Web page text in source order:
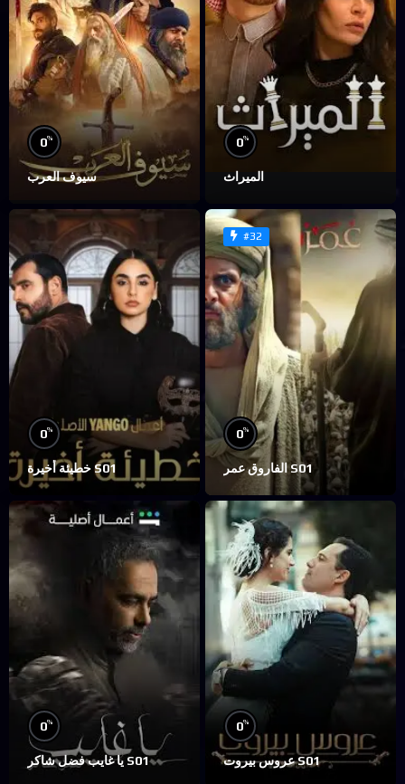
0%
سيوف العرب
0%
الميراث
0%
خطيئة أخيرة S01
#32
0%
الفاروق عمر S01
0%
يا غايب فضل شاكر S01
0%
عروس بيروت S01